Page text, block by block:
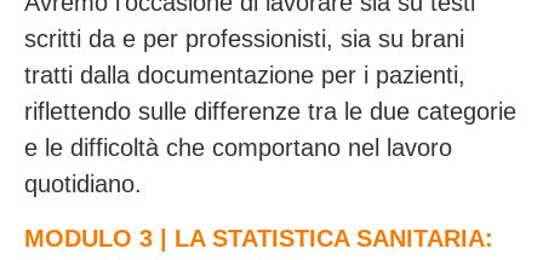
scritti da e per professionisti, sia su brani
tratti dalla documentazione per i pazienti,
riflettendo sulle differenze tra le due categorie
e le difficoltà che comportano nel lavoro
quotidiano.
MODULO 3 | LA STATISTICA SANITARIA: